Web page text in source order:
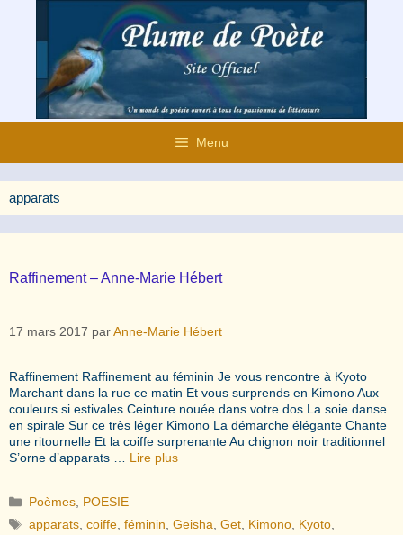
contenu
Menu
apparats
Raffinement – Anne-Marie Hébert
17 mars 2017 parAnne-Marie Hébert
Raffinement Raffinement au féminin Je vous rencontre à Kyoto
Marchant dans la rue ce matin Et vous surprends en Kimono Aux
couleurs si estivales Ceinture nouée dans votre dos La soie danse
en spirale Sur ce très léger Kimono La démarche élégante Chante
une ritournelle Et la coiffe surprenante Au chignon noir traditionnel
S’orne d’apparats … Lire plus
Catégories
Poèmes POESIE
Étiquettes
apparats ,coiffe ,féminin ,Geisha ,Get Kimono Kyoto